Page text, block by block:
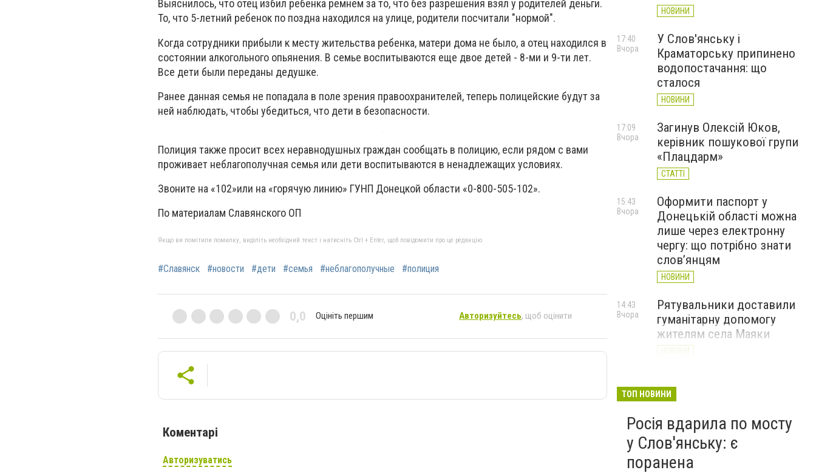
Выяснилось, что отец избил ребенка ремнем за то, что без разрешения взял у родителей деньги.
То, что 5-летний ребенок по поздна находился на улице, родители посчитали "нормой".
Когда сотрудники прибыли к месту жительства ребенка, матери дома не было, а отец находился в
состоянии алкогольного опьянения. В семье воспитываются еще двое детей - 8-ми и 9-ти лет.
Все дети были переданы дедушке.
Ранее данная семья не попадала в поле зрения правоохранителей, теперь полицейские будут за
ней наблюдать, чтобы убедиться, что дети в безопасности.
Полиция также просит всех неравнодушных граждан сообщать в полицию, если рядом с вами
проживает неблагополучная семья или дети воспитываются в ненадлежащих условиях.
Звоните на «102»или на «горячую линию» ГУНП Донецкой области «0-800-505-102».
По материалам Славянского ОП
Якщо ви помітили помилку, виділіть необхідний текст і натисніть Ctrl + Enter, щоб повідомити про це редакцію
#Славянск #новости #дети #семья #неблагополучные #полиция
0,0 Оцініть першим Авторизуйтесь, щоб оцінити
Коментарі
Авторизуватись
НОВИНИ
У Слов'янську і
Краматорську припинено
водопостачання: що
сталося
НОВИНИ
17:40
Вчора
Загинув Олексій Юков,
керівник пошукової групи
«Плацдарм»
СТАТТІ
17:09
Вчора
Оформити паспорт у
Донецькій області можна
лише через електронну
чергу: що потрібно знати
слов’янцям
НОВИНИ
15:43
Вчора
Рятувальники доставили
гуманітарну допомогу
жителям села Маяки
НОВИНИ
14:43
Вчора
онлайн-акція до Дня молоді
Вчора
ТОП НОВИНИ
Росія вдарила по мосту
у Слов'янську: є
поранена